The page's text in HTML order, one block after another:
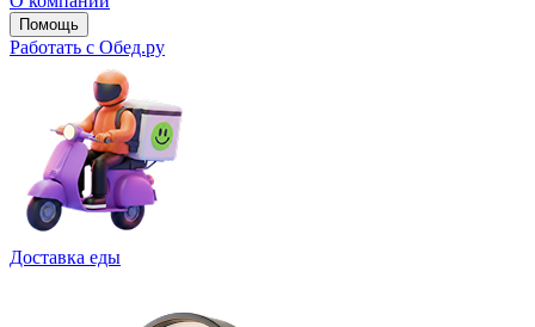
Помощь
Работать с Обед.ру
Доставка еды